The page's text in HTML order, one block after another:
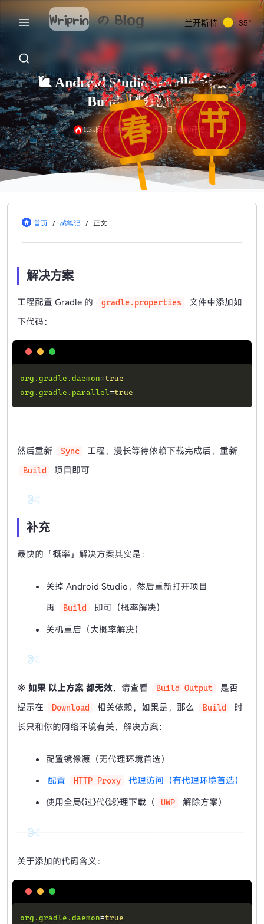
Wriprin の Blog 兰开斯特 35°
🐌 Android Studio Gradle 无限
Build「假死」
1.3k阅读 2022年12月13日 0评论
首页 / 💰笔记 / 正文
解决方案
工程配置 Gradle 的 gradle.properties
文件中添加如
下代码：
org.gradle.daemon=true
org.gradle.parallel=true
然后重新 Sync 工程，漫长等待依赖下载完成后，重新
Build 项目即可
补充
最快的「概率」解决方案其实是：
关掉 Android Studio，然后重新打开项目
再
Build
即可（概率解决）
关机重启（大概率解决）
※ 如果 以上方案 都无效，请查看 Build Output
是否
提示在
Download 相关依赖，如果是，那么 Build
时
长只和你的网络环境有关，解决方案：
配置镜像源（无代理环境首选）
配置
HTTP Proxy
代理访问（有代理环境首选）
使用全局{过}代{滤}理下载（
UWP 解除方案）
关于添加的代码含义：
org.gradle.daemon=true
节
春